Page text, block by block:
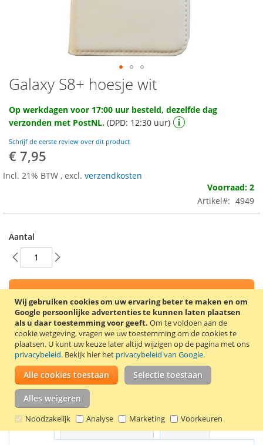
Wij gebruiken cookies om uw ervaring beter te maken en om
Google persoonlijke advertenties te kunnen laten plaatsen
als u daar toestemming voor geeft. Om te voldoen aan de
cookie wetgeving, vragen we uw toestemming om de cookies te
plaatsen. U kunt uw keuze later altijd wijzigen op de pagina met ons
privacybeleid. Bekijk hier het privacybeleid van Google.
Alle cookies toestaan Selectie toestaan
Alles weigeren
Noodzakelijk Analyse Marketing Voorkeuren
Ga
naar
het
begin
van
de
afbeeldingen-
gallerij
Galaxy S8+ hoesje wit
Op werkdagen voor 17:00 uur besteld, dezelfde dag
verzonden met PostNL. (DPD: 12:30 uur)
Schrijf de eerste review over dit product
€ 7,95
Incl. 21% BTW , excl. verzendkosten
Voorraad: 2
Artikel
4949
Aantal
In Winkelwagen
VOEG TOE AAN VERLANGLIJST
TOEVOEGEN OM TE VERGELIJKEN
Stijlvolle book case voor de Samsung Galaxy S8+. Kleur: wit.
Productkenmerken Reviews